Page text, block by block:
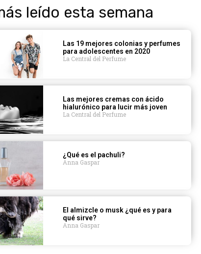
leído esta semana
Las 19 mejores colonias y perfumes
para adolescentes en 2020
La Central del Perfume
Las mejores cremas con ácido
hialurónico para lucir más joven
La Central del Perfume
¿Qué es el pachuli?
Anna Gaspar
El almizcle o musk ¿qué es y para
qué sirve?
Anna Gaspar